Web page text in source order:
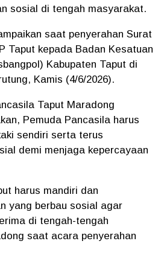
sosial di tengah masyarakat.
saat penyerahan Surat
Taput kepada Badan Kesatuan
Kabupaten Taput di
Kamis (4/6/2026).
Taput Maradong
Pemuda Pancasila harus
sendiri serta terus
demi menjaga kepercayaan
harus mandiri dan
yang berbau sosial agar
di tengah-tengah
saat acara penyerahan